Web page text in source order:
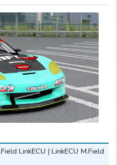
LinkECU | LinkECU M.Field